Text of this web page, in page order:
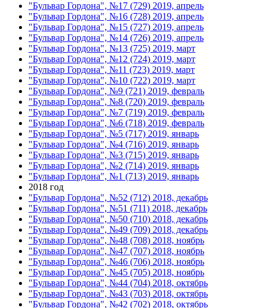
"Бульвар Гордона", №17 (729) 2019, апрель
"Бульвар Гордона", №16 (728) 2019, апрель
"Бульвар Гордона", №15 (727) 2019, апрель
"Бульвар Гордона", №14 (726) 2019, апрель
"Бульвар Гордона", №13 (725) 2019, март
"Бульвар Гордона", №12 (724) 2019, март
"Бульвар Гордона", №11 (723) 2019, март
"Бульвар Гордона", №10 (722) 2019, март
"Бульвар Гордона", №9 (721) 2019, февраль
"Бульвар Гордона", №8 (720) 2019, февраль
"Бульвар Гордона", №7 (719) 2019, февраль
"Бульвар Гордона", №6 (718) 2019, февраль
"Бульвар Гордона", №5 (717) 2019, январь
"Бульвар Гордона", №4 (716) 2019, январь
"Бульвар Гордона", №3 (715) 2019, январь
"Бульвар Гордона", №2 (714) 2019, январь
"Бульвар Гордона", №1 (713) 2019, январь
2018 год
"Бульвар Гордона", №52 (712) 2018, декабрь
"Бульвар Гордона", №51 (711) 2018, декабрь
"Бульвар Гордона", №50 (710) 2018, декабрь
"Бульвар Гордона", №49 (709) 2018, декабрь
"Бульвар Гордона", №48 (708) 2018, ноябрь
"Бульвар Гордона", №47 (707) 2018, ноябрь
"Бульвар Гордона", №46 (706) 2018, ноябрь
"Бульвар Гордона", №45 (705) 2018, ноябрь
"Бульвар Гордона", №44 (704) 2018, октябрь
"Бульвар Гордона", №43 (703) 2018, октябрь
"Бульвар Гордона", №42 (702) 2018, октябрь